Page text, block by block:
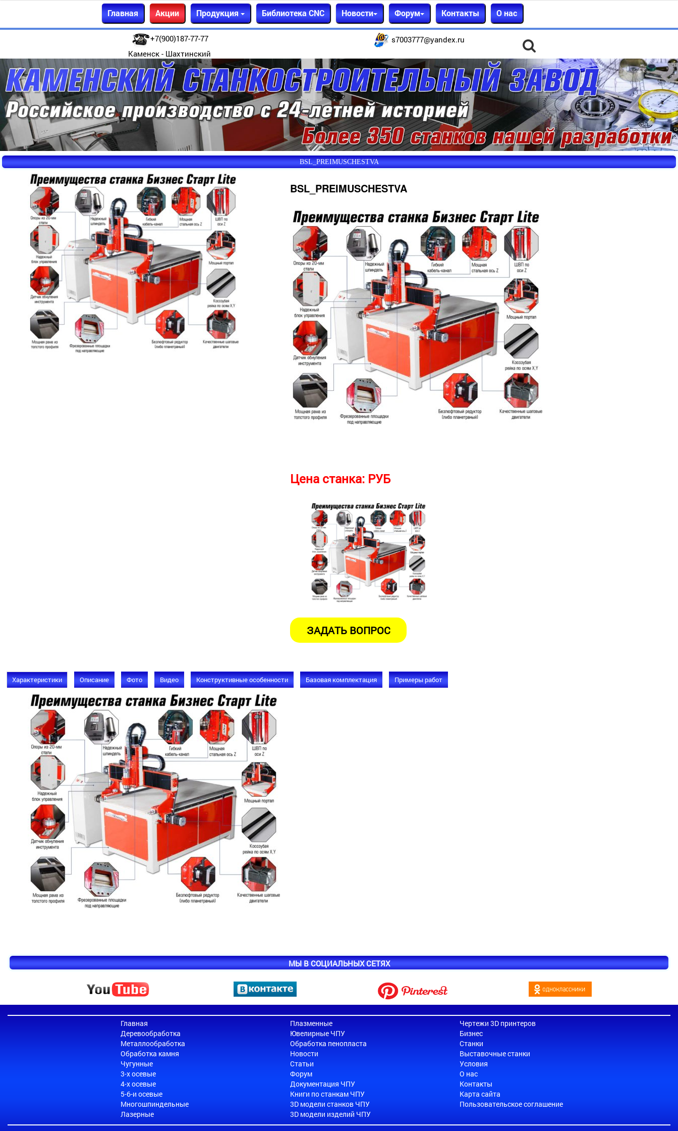
Главная Акции Продукция Библиотека CNC Новости Форум Контакты О нас
+7(900)187-77-77
Каменск - Шахтинский
s7003777@yandex.ru
BSL_PREIMUSCHESTVA
BSL_PREIMUSCHESTVA
Цена станка: РУБ
Характеристики Описание Фото Видео Конструктивные особенности Базовая комплектация Примеры работ
МЫ В СОЦИАЛЬНЫХ СЕТЯХ
Главная Плазменные
Чертежи 3D принтеров
Деревообработка
Ювелирные ЧПУ
Бизнес
Металлообработка
Обработка пенопласта
Станки
Обработка камня
Новости
Выставочные станки
Чугунные
Статьи
Условия
3-х осевые
Форум
О нас
4-х осевые
Документация ЧПУ
Контакты
5-6-и осевые
Книги по станкам ЧПУ
Карта сайта
Многошпиндельные
3D модели станков ЧПУ
Пользовательское соглашение
Лазерные
3D модели изделий ЧПУ